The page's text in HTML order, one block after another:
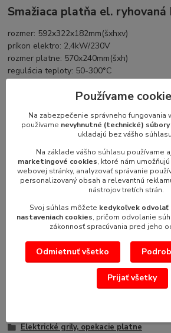
Smažiaca platňa el.
rozmer: 592x322x182mm(šxhxv)
príkon elektro: 2,4kW/230V
rozmer platne: 570x240mm(šxh)
regulácia teploty: 50-300°C
prevedenie: teplovodivá oceľ
Parametre
stolné
Parameter 2 smažiace
Tovar zaradený v kategóriách
Stolové varné zariadenie
Elektrické grily, opekacie platne
Používame
Na zabezpečenie správneho fungovania
používame nevyhnutné (technické)
ukladajú bez vášho
Na základe vášho súhlasu používame aj
marketingové cookies, ktoré nám
webovej stránky, analyzovať správanie
personalizovaný obsah a relevantnú
nástrojov tretích strán.
Svoj súhlas môžete kedykoľvek odvolať
nastaveniach cookies, pričom odvolanie
zákonnosť spracúvania pred jeho
Odmietnuť všetko
Prijať všetky